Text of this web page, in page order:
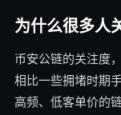
为什么很多人
币安公链的关注度
相比一些拥堵时期
高频、低客单价的